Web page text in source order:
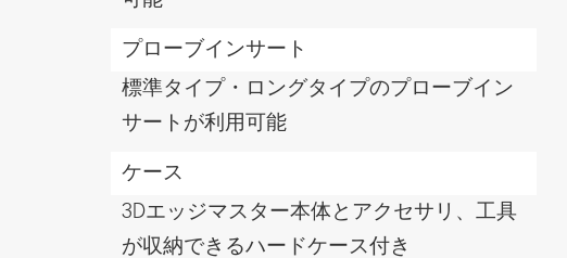
プローブインサート
標準タイプ・ロングタイプのプローブイン
サートが利用可能
ケース
3Dエッジマスター本体とアクセサリ、工具
が収納できるハードケース付き